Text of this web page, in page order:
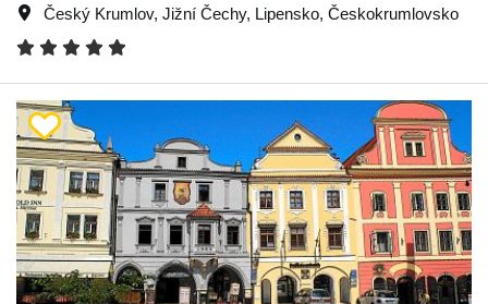
Český Krumlov, Jižní Čechy, Lipensko, Českokrumlovsko